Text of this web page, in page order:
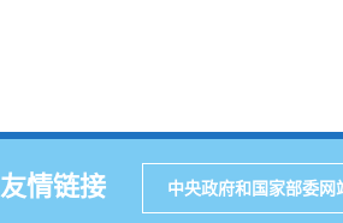
友情链接 中央政府和国家部委网